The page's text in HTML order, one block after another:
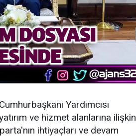
Yardımcısı
ve hizmet alanlarına ilişkin
ihtiyaçları ve devam